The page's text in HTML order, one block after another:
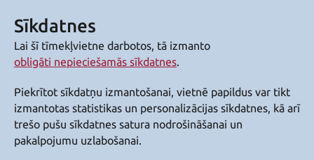
Sīkdatnes
Lai šī tīmekļvietne darbotos, tā izmanto
obligāti nepieciešamās sīkdatnes.
Piekrītot sīkdatņu izmantošanai, vietnē papildus var tikt
izmantotas statistikas un personalizācijas sīkdatnes, kā arī
trešo pušu sīkdatnes satura nodrošināšanai un
pakalpojumu uzlabošanai.